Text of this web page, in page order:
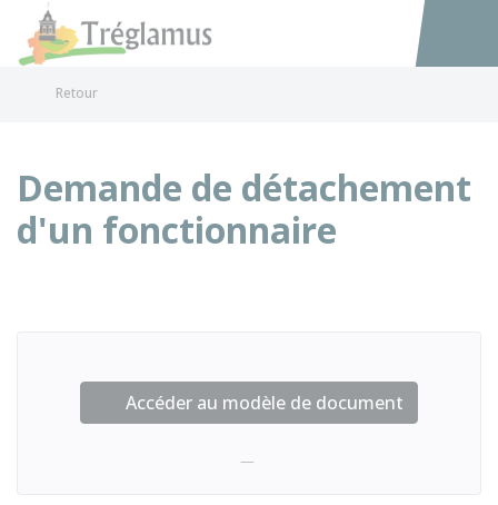
Accéder
Retour
Demande de détachement
d'un fonctionnaire
Accéder au modèle de document